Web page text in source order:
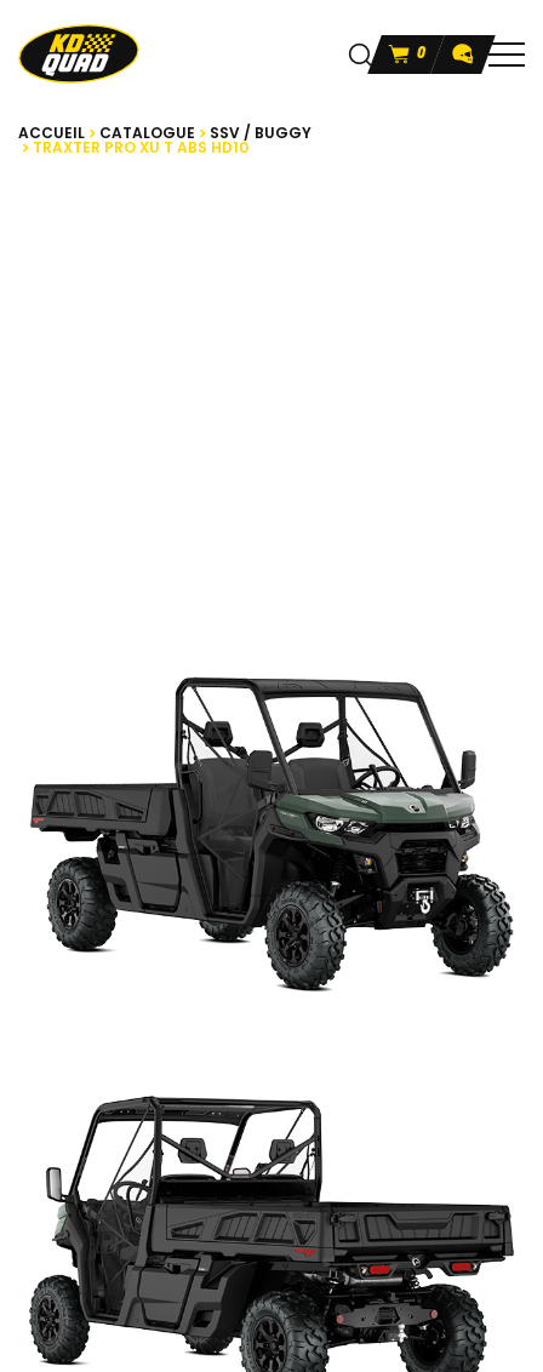
0
ACCUEIL CATALOGUE SSV / BUGGY
TRAXTER PRO XU T ABS HD10